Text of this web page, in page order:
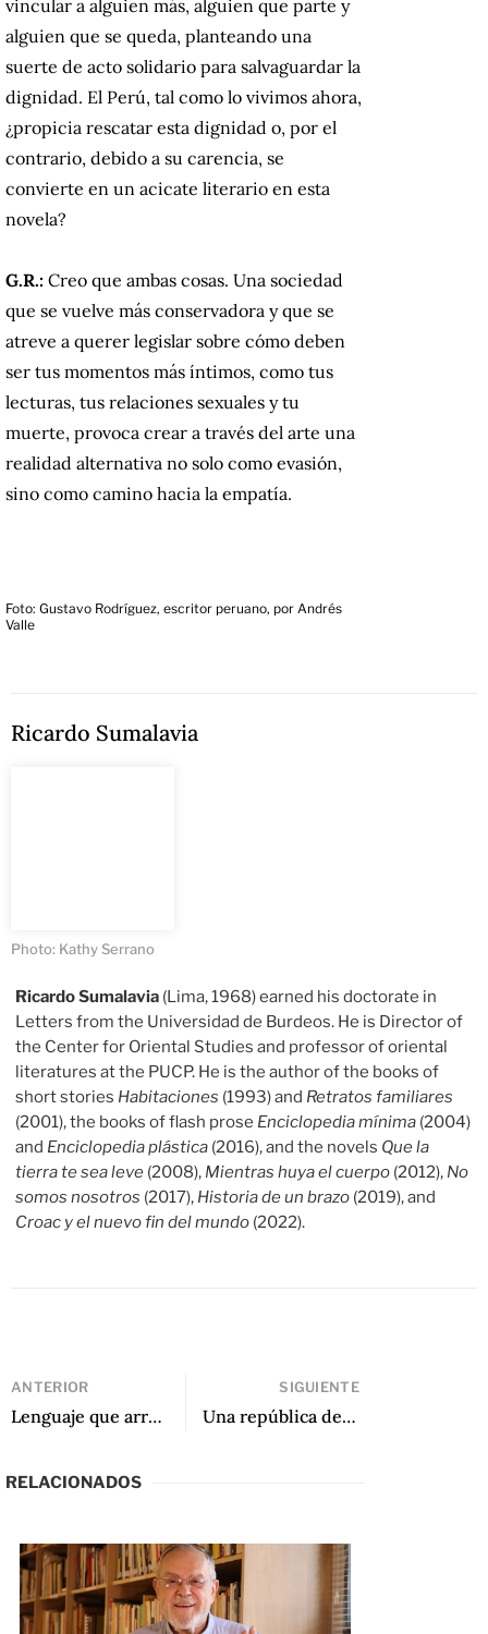
vincular a alguien más, alguien que parte y
alguien que se queda, planteando una
suerte de acto solidario para salvaguardar la
dignidad. El Perú, tal como lo vivimos ahora,
¿propicia rescatar esta dignidad o, por el
contrario, debido a su carencia, se
convierte en un acicate literario en esta
novela?
G.R.: Creo que ambas cosas. Una sociedad
que se vuelve más conservadora y que se
atreve a querer legislar sobre cómo deben
ser tus momentos más íntimos, como tus
lecturas, tus relaciones sexuales y tu
muerte, provoca crear a través del arte una
realidad alternativa no solo como evasión,
sino como camino hacia la empatía.
Foto: Gustavo Rodríguez, escritor peruano, por Andrés
Valle
Ricardo Sumalavia
Photo: Kathy Serrano
Ricardo Sumalavia (Lima, 1968) earned his doctorate in
Letters from the Universidad de Burdeos. He is Director of
the Center for Oriental Studies and professor of oriental
literatures at the PUCP. He is the author of the books of
short stories Habitaciones (1993) and Retratos familiares
(2001), the books of flash prose Enciclopedia mínima (2004)
and Enciclopedia plástica (2016), and the novels Que la
tierra te sea leve (2008), Mientras huya el cuerpo (2012), No
somos nosotros (2017), Historia de un brazo (2019), and
Croac y el nuevo fin del mundo (2022).
ANTERIOR
Lenguaje que arrasa: Una entrevista a Clyo Mendoza
SIGUIENTE
Una república de la imaginación: Conversando con Azar Nafisi
RELACIONADOS